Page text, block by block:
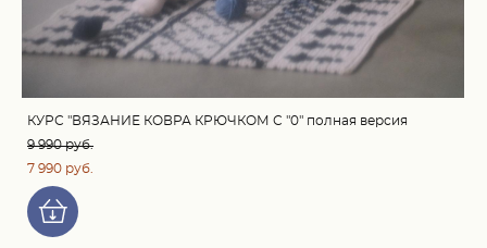
КУРС "ВЯЗАНИЕ КОВРА КРЮЧКОМ С "0" полная версия
9 990 pуб.
7 990 pуб.